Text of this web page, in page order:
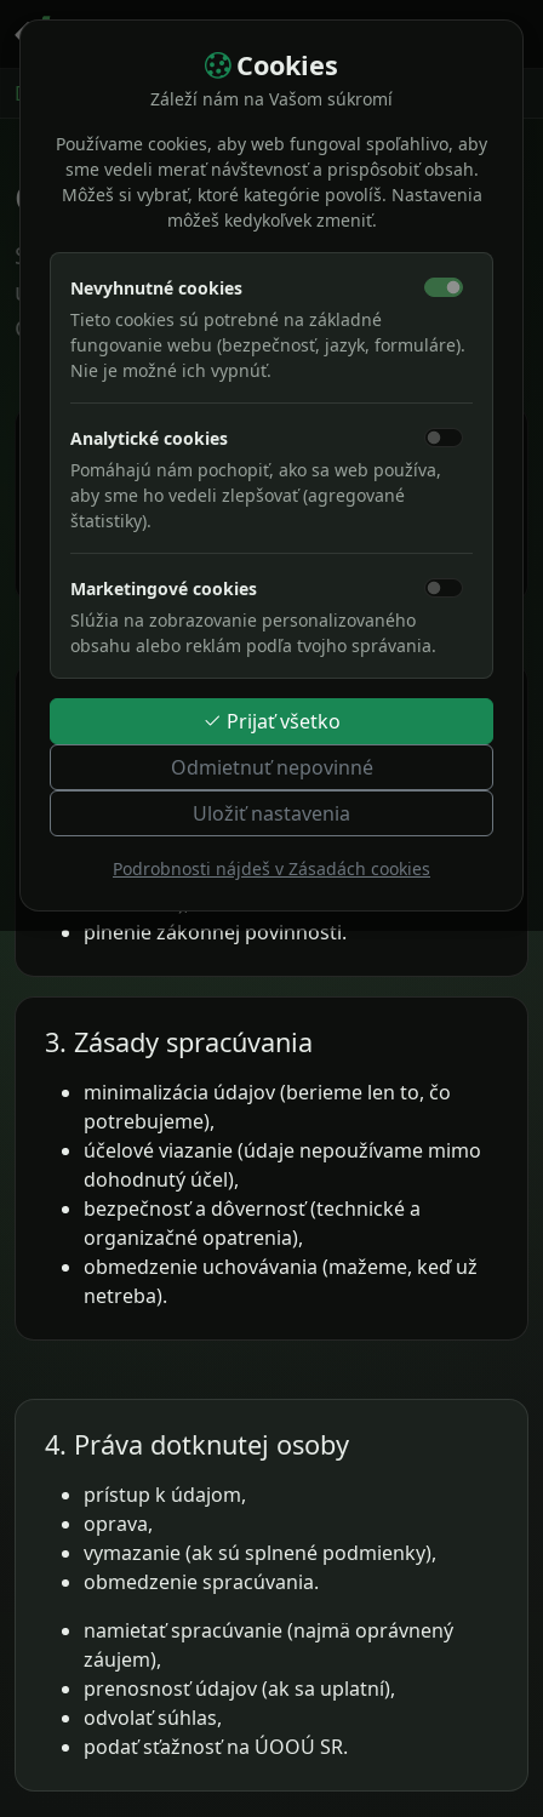
Domov GDPR
GDPR
Stručné informácie o spracúvaní osobných
údajov a právach dotknutých osôb podľa
GDPR.
1. Základný rámec
Spracúvanie osobných údajov sa riadi
Nariadením (EÚ) 2016/679 (GDPR) a príslušnými
2. Právne základy spracúvania
súhlas (napr. marketing, nepodstatné
cookies),
plnenie zmluvy alebo predzmluvné kroky,
oprávnený záujem (bezpečnosť, prevádzka,
základná analytika len ak je zákonne
plnenie zákonnej povinnosti.
3. Zásady spracúvania
minimalizácia údajov (berieme len to, čo
potrebujeme),
účelové viazanie (údaje nepoužívame mimo
dohodnutý účel),
bezpečnosť a dôvernosť (technické a
organizačné opatrenia),
obmedzenie uchovávania (mažeme, keď už
netreba).
4. Práva dotknutej osoby
prístup k údajom,
oprava,
vymazanie (ak sú splnené podmienky),
obmedzenie spracúvania.
namietať spracúvanie (najmä oprávnený
záujem),
prenosnosť údajov (ak sa uplatní),
odvolať súhlas,
podať sťažnosť na ÚOOÚ SR.
Cookies
Záleží nám na Vašom súkromí
Používame cookies, aby web fungoval spoľahlivo, aby
sme vedeli merať návštevnosť a prispôsobiť obsah.
Môžeš si vybrať, ktoré kategórie povolíš. Nastavenia
môžeš kedykoľvek zmeniť.
Nevyhnutné cookies
Tieto cookies sú potrebné na základné
fungovanie webu (bezpečnosť, jazyk, formuláre).
Nie je možné ich vypnúť.
Analytické cookies
Pomáhajú nám pochopiť, ako sa web používa,
aby sme ho vedeli zlepšovať (agregované
štatistiky).
Marketingové cookies
Slúžia na zobrazovanie personalizovaného
obsahu alebo reklám podľa tvojho správania.
Prijať všetko
Odmietnuť nepovinné
Uložiť nastavenia
Podrobnosti nájdeš v Zásadách cookies